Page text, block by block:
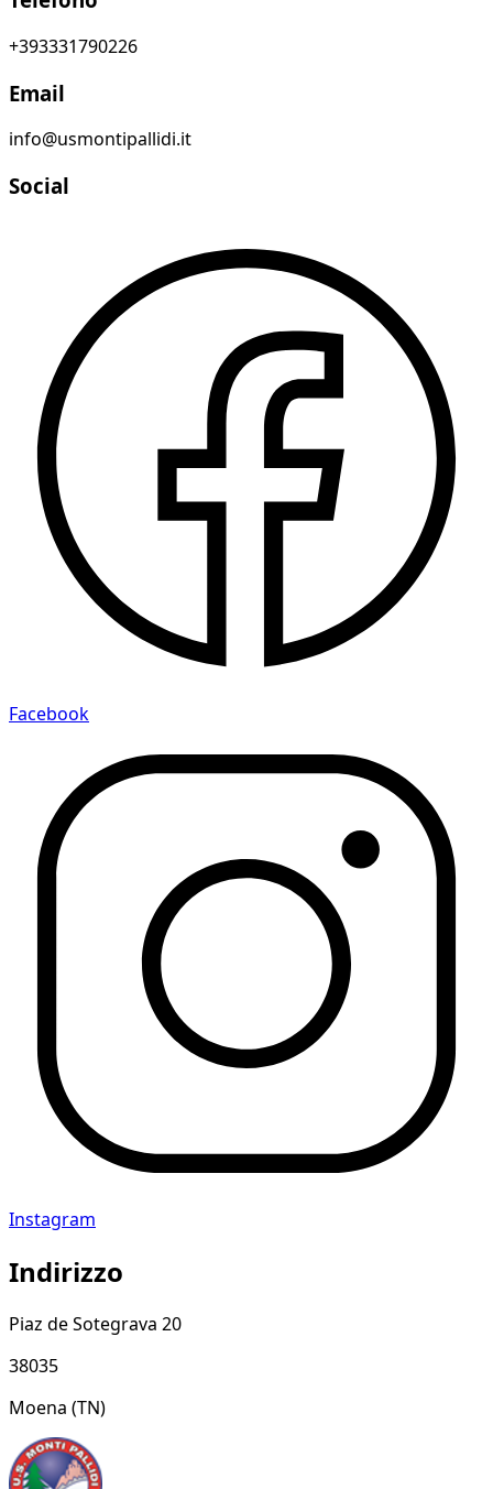
+393331790226
Email
info@usmontipallidi.it
Social
Facebook
Instagram
Indirizzo
Piaz de Sotegrava 20
38035
Moena (TN)